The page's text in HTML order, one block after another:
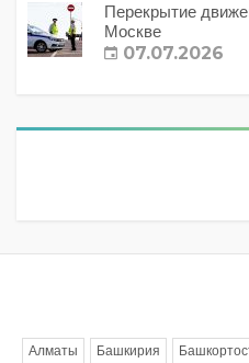
Перекрытие
Москве
07.07.2026
Алматы Башкирия